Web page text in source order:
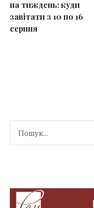
на тиждень: куди
завітати з 10 по 16
серпня